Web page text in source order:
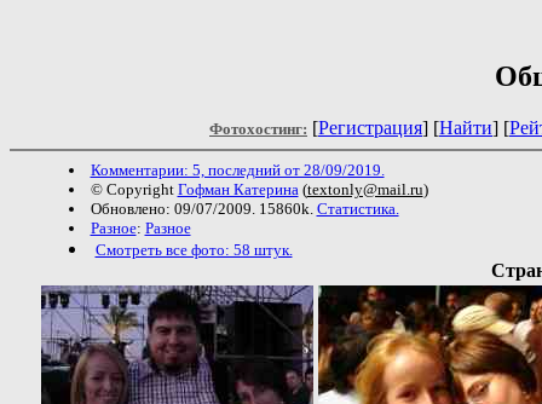
Фотохостинг: [Регистрация] [Найти] [
Комментарии: 5, последний от 28/09/2019.
© Copyright Гофман Катерина (textonly@mail.ru)
Обновлено: 09/07/2009. 15860k. Статистика.
Разное: Разное
Смотреть все фото: 58 штук.